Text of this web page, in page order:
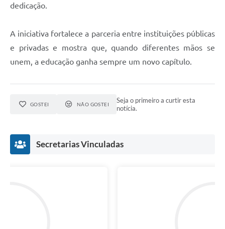
dedicação.
A iniciativa fortalece a parceria entre instituições públicas
e privadas e mostra que, quando diferentes mãos se
unem, a educação ganha sempre um novo capítulo.
GOSTEI NÃO GOSTEI
Seja o primeiro a curtir esta
notícia.
Secretarias Vinculadas